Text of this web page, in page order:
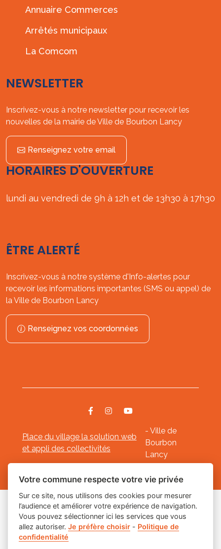
Annuaire Commerces
Arrêtés municipaux
La Comcom
NEWSLETTER
Inscrivez-vous à notre newsletter pour recevoir les
nouvelles de la mairie de Ville de Bourbon Lancy
Renseignez votre email
HORAIRES D'OUVERTURE
lundi au vendredi de 9h à 12h et de 13h30 à 17h30
ÊTRE ALERTÉ
Inscrivez-vous à notre système d'Info-alertes pour
recevoir les informations importantes (SMS ou appel) de
la Ville de Bourbon Lancy
Renseignez vos coordonnées
Place du village la solution web
et appli des collectivités
- Ville de
Bourbon
Lancy
Mentions légales-- Gestion des cookies
Les labels
Votre commune respecte votre vie privée
Sur ce site, nous utilisons des cookies pour mesurer
l’audience et améliorer votre expérience de navigation.
Vous pouvez sélectionner ici les services que vous
allez autoriser.Je préfère choisir - Politique de
confidentialité